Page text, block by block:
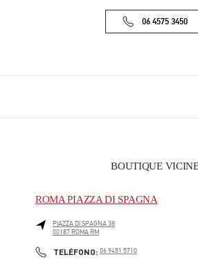
06 4575 3450
BOUTIQUE
ROMA PIAZZA DI SPAGNA
PIAZZA DI SPAGNA 38
00187 ROMA RM
TELÉFONO: PHONE
06 9451 5710